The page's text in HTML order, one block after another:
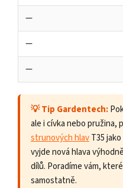
—
—
—
💡 Tip Gardentech:
ale i cívka nebo pružina,
strunových hlavT35
vyjde nová hlava
dílů. Poradíme vám,
samostatně.